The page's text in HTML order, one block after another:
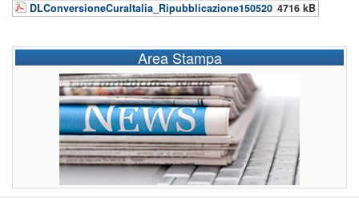
DLConversioneCuraItalia_Ripubblicazione150520 4716 kB
Area Stampa